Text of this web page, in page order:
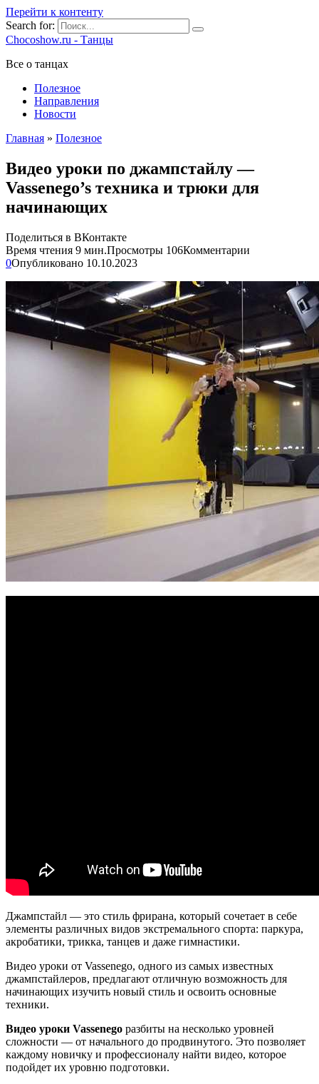
Перейти к контенту
Search for:
Chocoshow.ru - Танцы
Все о танцах
Полезное
Направления
Новости
Главная » Полезное
Видео уроки по джампстайлу —
Vassenego’s техника и трюки для
начинающих
Поделиться в ВКонтакте
Время чтения 9 мин.Просмотры 106Комментарии
0Опубликовано 10.10.2023
Джампстайл — это стиль фрирана, который сочетает в себе
элементы различных видов экстремального спорта: паркура,
акробатики, трикка, танцев и даже гимнастики.
Видео уроки от Vassenego, одного из самых известных
джампстайлеров, предлагают отличную возможность для
начинающих изучить новый стиль и освоить основные
техники.
Видео уроки Vassenego разбиты на несколько уровней
сложности — от начального до продвинутого. Это позволяет
каждому новичку и профессионалу найти видео, которое
подойдет их уровню подготовки.